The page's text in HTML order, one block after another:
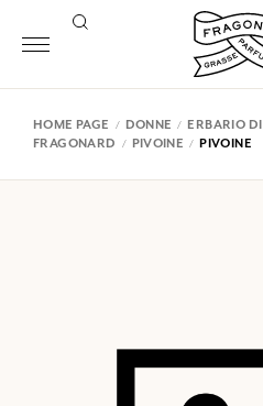
HOME PAGE DONNE
ERBARIO DI
FRAGONARD
PIVOINE PIVOINE